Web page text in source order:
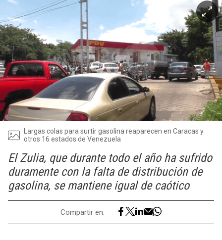
Largas colas para surtir gasolina reaparecen en Caracas y
otros 16 estados de Venezuela
El Zulia, que durante todo el año ha sufrido
duramente con la falta de distribución de
gasolina, se mantiene igual de caótico
Compartir en: